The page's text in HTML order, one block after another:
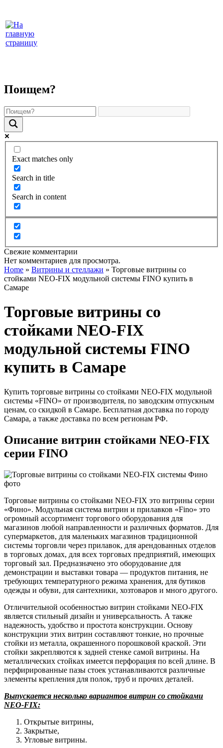
Поищем?
Exact matches only
Search in title
Search in content
Свежие комментарии
Нет комментариев для просмотра.
Home » Витрины и стеллажи » Торговые витрины со
стойками NEO-FIX модульной системы FINO купить в
Самаре
Торговые витрины со
стойками NEO-FIX
модульной системы FINO
купить в Самаре
Купить торговые витрины со стойками NEO-FIX модульной
системы «FINO» от производителя, по заводским отпускным
ценам, со скидкой в Самаре. Бесплатная доставка по городу
Самара, а также доставка по всем регионам РФ.
Описание витрин стойками NEO-FIX
серии FINO
Торговые витрины со стойками NEO-FIX это витрины серии
«Фино». Модульная система витрин и прилавков «Fino» это
огромный ассортимент торгового оборудования для
магазинов любой направленности и различных форматов. Для
супермаркетов, для маленьких магазинов традиционной
системы торговли через прилавок, для арендованных отделов
в торговых домах, для всех торговых предприятий, имеющих
торговый зал. Предназначено это оборудование для
демонстрации и выставки товара — продуктов питания, не
требующих температурного режима хранения, для бутиков
одежды и обуви, для сантехники, хозтоваров и много другого.
Отличительной особенностью витрин стойками NEO-FIX
является стильный дизайн и универсальность. А также
надежность, удобство и простота конструкции. Основу
конструкции этих витрин составляют тонкие, но прочные
стойки из металла, окрашенного порошковой краской. Эти
стойки закрепляются к задней стенке самой витрины. На
металлических стойках имеется перфорация по всей длине. В
перфирированные пазы стоек устанавливаются различные
элементы крепления для полок, труб и прочих деталей.
Выпускается несколько вариантов витрин со стойками
NEO-FIX:
Открытые витрины,
Закрытые,
Угловые витрины.